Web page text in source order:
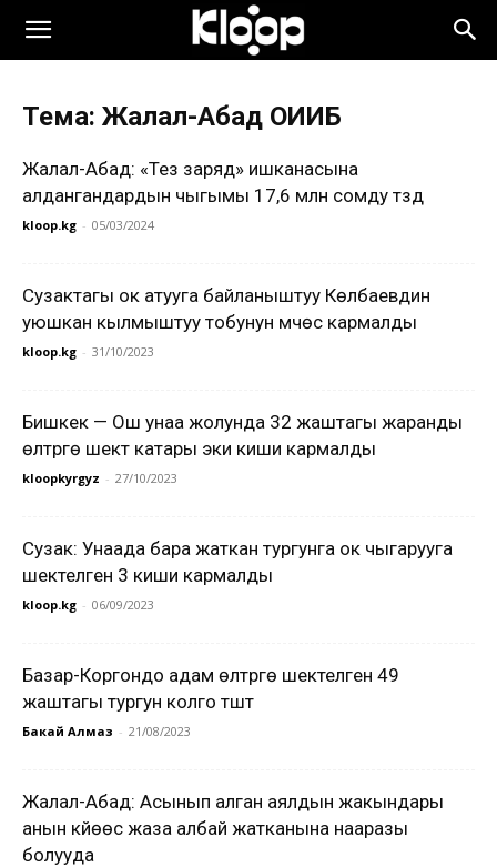
Тема: Жалал-Абад ОИИБ
Жалал-Абад: «Тез заряд» ишканасына
алдангандардын чыгымы 17,6 млн сомду түздү
kloop.kg - 05/03/2024
Сузактагы ок атууга байланыштуу Көлбаевдин
уюшкан кылмыштуу тобунун мүчөсү кармалды
kloop.kg - 31/10/2023
Бишкек — Ош унаа жолунда 32 жаштагы жаранды
өлтүүрүгө шектүү катары эки киши кармалды
kloopkyrgyz - 27/10/2023
Сузак: Унаада бара жаткан тургунга ок чыгарууга
шектелген 3 киши кармалды
kloop.kg - 06/09/2023
Базар-Коргондо адам өлтүрүүгө шектелген 49
жаштагы тургун колго түштү
Бакай Алмаз - 21/08/2023
Жалал-Абад: Асынып алган аялдын жакындары
анын күйөөсү жаза албай жатканына нааразы
болууда